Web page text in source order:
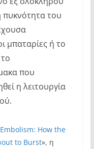
πυκνότητα του
μπαταρίες ή το
που
η λειτουργία
How the
to Burst», η